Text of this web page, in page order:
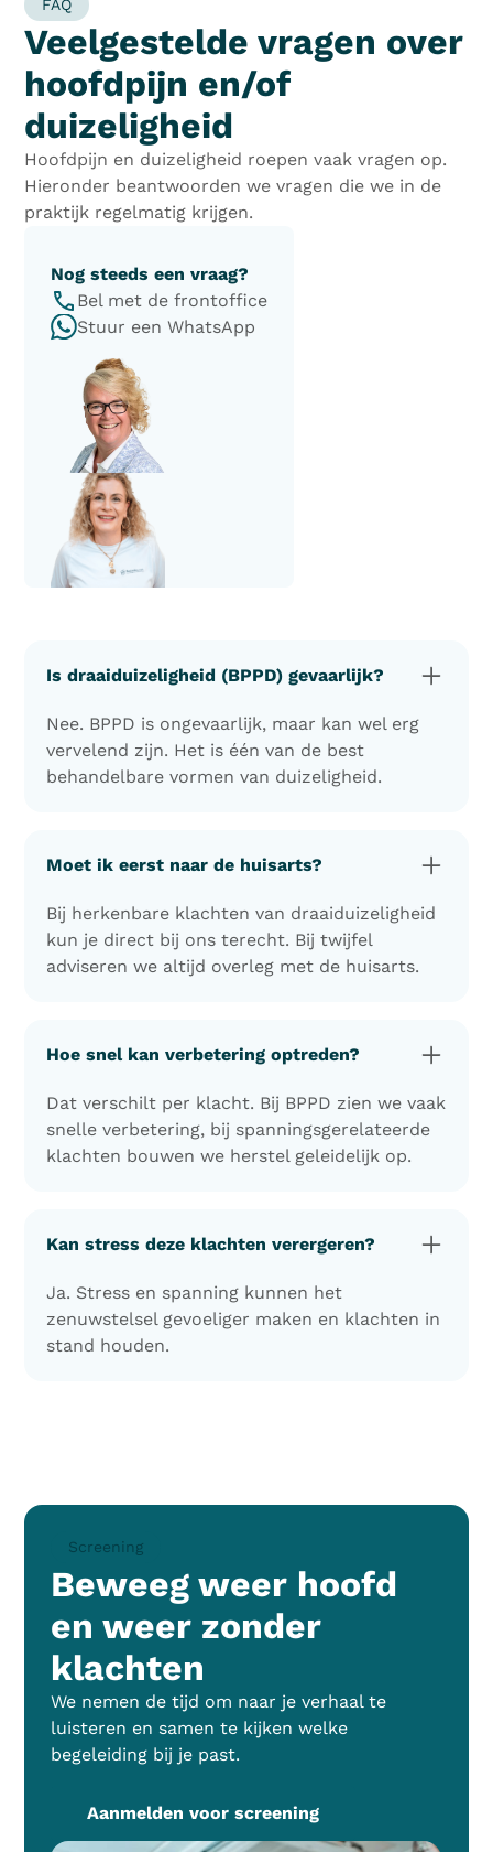
FAQ
Veelgestelde vragen over
hoofdpijn en/of
duizeligheid
Hoofdpijn en duizeligheid roepen vaak vragen op.
Hieronder beantwoorden we vragen die we in de
praktijk regelmatig krijgen.
Nog steeds een vraag?
Bel met de frontoffice
Stuur een WhatsApp
Is draaiduizeligheid (BPPD) gevaarlijk?
Nee. BPPD is ongevaarlijk, maar kan wel erg
vervelend zijn. Het is één van de best
behandelbare vormen van duizeligheid.
Moet ik eerst naar de huisarts?
Bij herkenbare klachten van draaiduizeligheid
kun je direct bij ons terecht. Bij twijfel
adviseren we altijd overleg met de huisarts.
Hoe snel kan verbetering optreden?
Dat verschilt per klacht. Bij BPPD zien we vaak
snelle verbetering, bij spanningsgerelateerde
klachten bouwen we herstel geleidelijk op.
Kan stress deze klachten verergeren?
Ja. Stress en spanning kunnen het
zenuwstelsel gevoeliger maken en klachten in
stand houden.
Screening
Beweeg weer hoofd
en weer zonder
klachten
We nemen de tijd om naar je verhaal te
luisteren en samen te kijken welke
begeleiding bij je past.
Aanmelden voor screening